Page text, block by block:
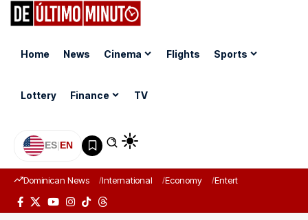
Home News Cinema Flights Sports
Lottery Finance TV
ES|EN
Dominican News International Economy Entertainment